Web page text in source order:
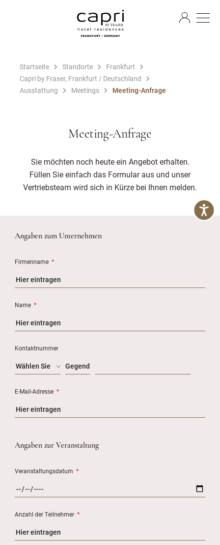
Startseite Standorte
Frankfurt
Capri by Fraser, Frankfurt / Deutschland
Ausstattung
Meetings Meeting-Anfrage
Meeting-Anfrage
Sie möchten noch heute ein Angebot erhalten.
Füllen Sie einfach das Formular aus und unser
Vertriebsteam wird sich in Kürze bei Ihnen melden.
Angaben zum Unternehmen
Firmenname *
Name *
Kontaktnummer
Wählen Sie
E-Mail-Adresse *
Angaben zur Veranstaltung
Veranstaltungsdatum *
Anzahl der Teilnehmer *